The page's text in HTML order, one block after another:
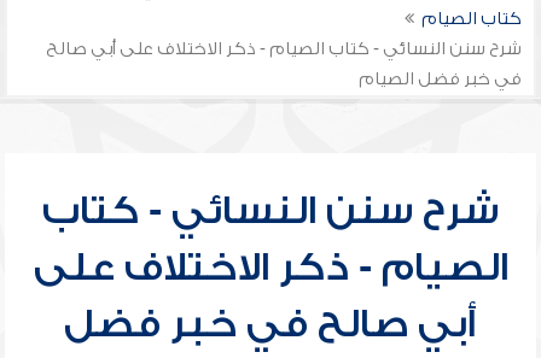
كتاب الصيام
شرح سنن النسائي - كتاب الصيام - ذكر الاختلاف على أبي صالح
في خبر فضل الصيام
شرح سنن النسائي - كتاب
الصيام - ذكر الاختلاف على
أبي صالح في خبر فضل